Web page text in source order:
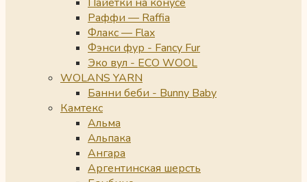
Раффи — Raffia
Флакс — Flax
Фэнси фур - Fancy Fur
Эко вул - ECO WOOL
WOLANS YARN
Банни беби - Bunny Baby
Камтекс
Альма
Альпака
Ангара
Аргентинская шерсть